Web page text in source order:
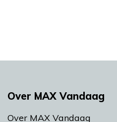
Over MAX Vandaag
Over MAX Vandaag